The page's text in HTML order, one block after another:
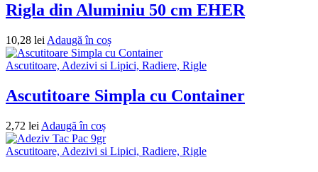
Rigla din Aluminiu 50 cm EHER
10,28 lei Adaugă în coș
Ascutitoare, Adezivi si Lipici, Radiere, Rigle
Ascutitoare Simpla cu Container
2,72 lei Adaugă în coș
Ascutitoare, Adezivi si Lipici, Radiere, Rigle